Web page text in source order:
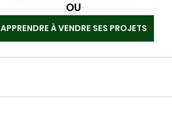
OU
APPRENDRE À VENDRE SES PROJETS